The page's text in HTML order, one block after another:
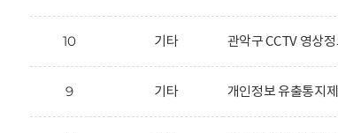
10 기타 관악구 CCTV 영상
9 기타 개인정보 유출통지